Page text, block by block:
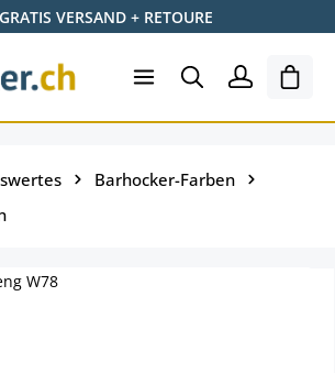
GRATIS VERSAND + RETOURE
Barhocker-Farben